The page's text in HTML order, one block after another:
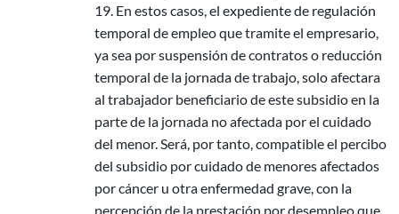
19. En estos casos, el expediente de regulación
temporal de empleo que tramite el empresario,
ya sea por suspensión de contratos o reducción
temporal de la jornada de trabajo, solo afectara
al trabajador beneficiario de este subsidio en la
parte de la jornada no afectada por el cuidado
del menor. Será, por tanto, compatible el percibo
del subsidio por cuidado de menores afectados
por cáncer u otra enfermedad grave, con la
percepción de la prestación por desempleo que